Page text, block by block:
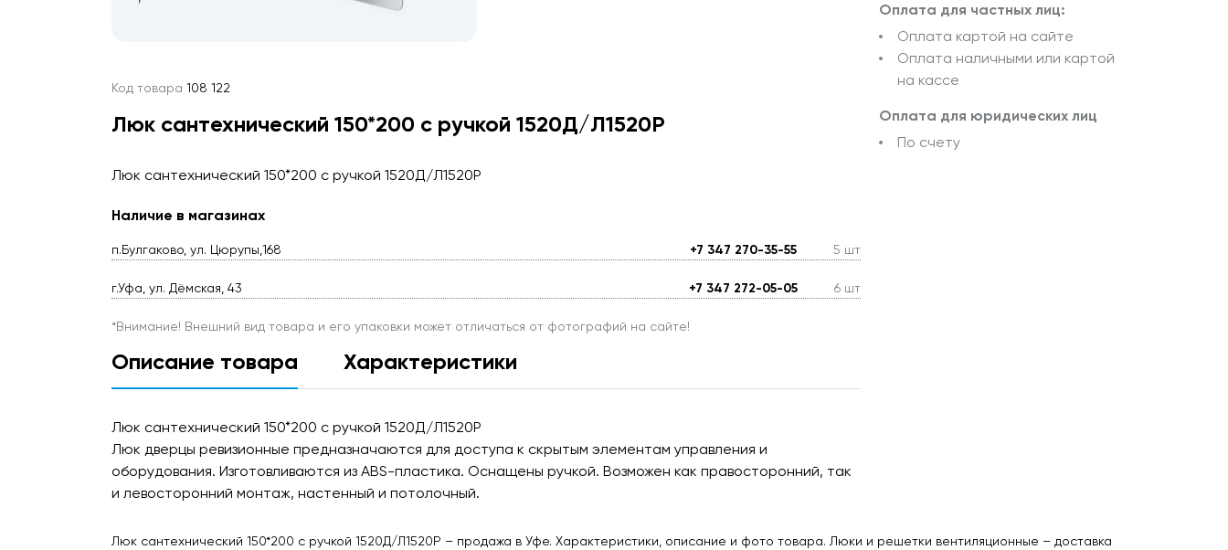
Код товара 108 122
Люк сантехнический 150*200 с ручкой 1520Д/Л1520Р
Люк сантехнический 150*200 с ручкой 1520Д/Л1520Р
Наличие в магазинах
п.Булгаково, ул. Цюрупы,168 +7 347 270-35-55 5 шт
г.Уфа, ул. Дёмская, 43 +7 347 272-05-05 6 шт
*Внимание! Внешний вид товара и его упаковки может отличаться от фотографий на сайте!
Описание товара Характеристики
Люк сантехнический 150*200 с ручкой 1520Д/Л1520Р
Люк дверцы ревизионные предназначаются для доступа к скрытым элементам управления и
оборудования. Изготовливаются из ABS-пластика. Оснащены ручкой. Возможен как правосторонний, так
и левосторонний монтаж, настенный и потолочный.
Оплата для частных лиц:
Оплата картой на сайте
Оплата наличными или картой
на кассе
Оплата для юридических лиц
По счету
Люк сантехнический 150*200 с ручкой 1520Д/Л1520Р – продажа в Уфе. Характеристики, описание и фото товара. Люки и решетки вентиляционные – доставка